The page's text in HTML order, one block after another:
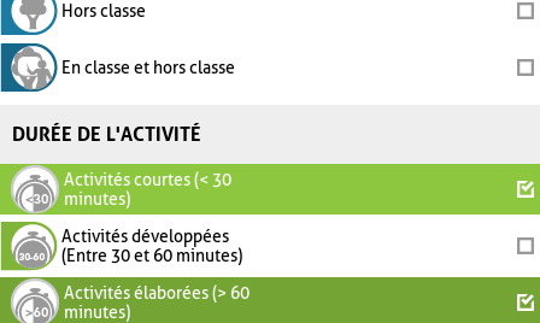
Hors classe
En classe et hors classe
DURÉE DE L'ACTIVITÉ
Activités courtes (< 30
minutes)
Activités développées
(Entre 30 et 60 minutes)
Activités élaborées (> 60
minutes)